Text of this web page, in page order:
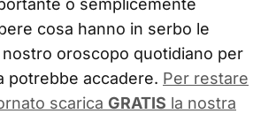
o semplicemente
cosa hanno in serbo le
oroscopo quotidiano per
potrebbe accadere. Per restare
scarica GRATIS la nostra